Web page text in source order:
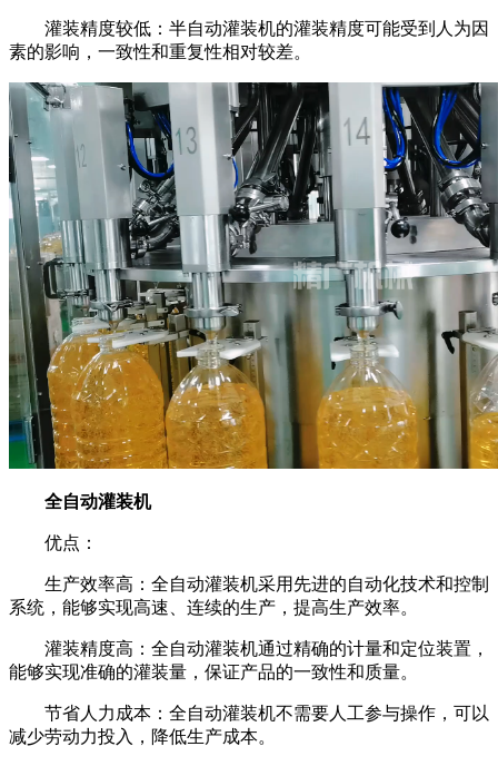
灌装精度较低：半自动灌装机的灌装精度可能受到人为因
素的影响，一致性和重复性相对较差。
全自动灌装机
优点：
生产效率高：全自动灌装机采用先进的自动化技术和控制
系统，能够实现高速、连续的生产，提高生产效率。
灌装精度高：全自动灌装机通过精确的计量和定位装置，
能够实现准确的灌装量，保证产品的一致性和质量。
节省人力成本：全自动灌装机不需要人工参与操作，可以
减少劳动力投入，降低生产成本。